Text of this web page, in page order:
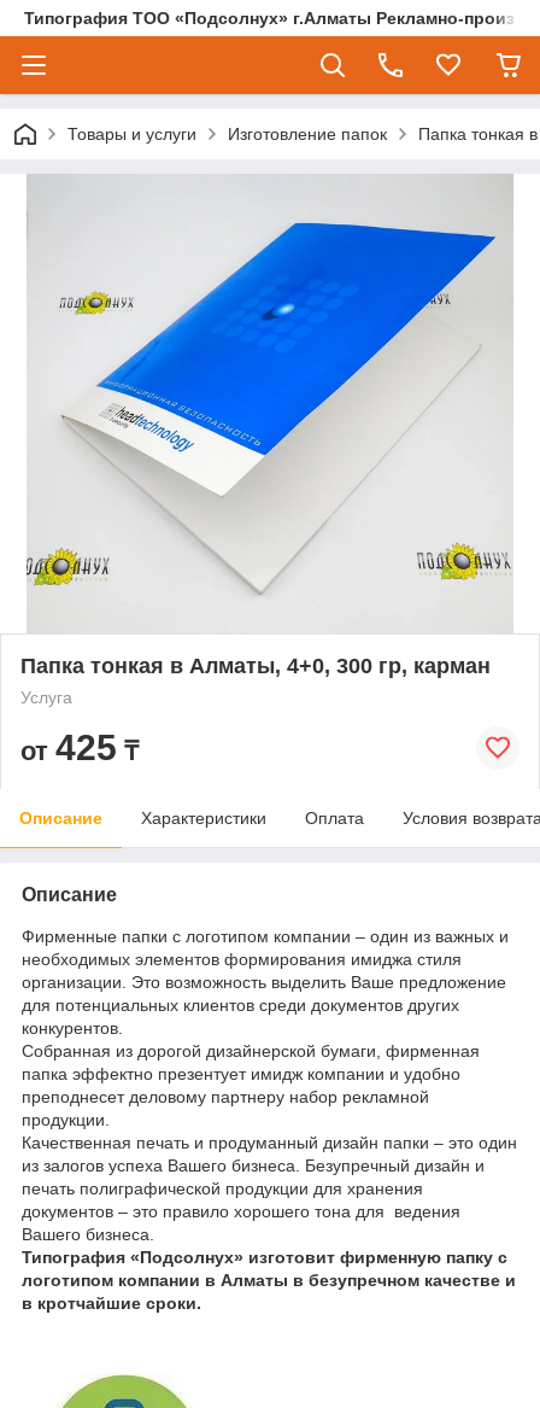
Типография ТОО «Подсолнух» г.Алматы Рекламно-
Товары и услуги Изготовление папок Папка тонкая
Папка тонкая в Алматы, 4+0, 300 гр, карман
Услуга
от 425 ₸
Описание Характеристики Оплата Условия
Описание
Фирменные папки с логотипом компании – один из важных и
необходимых элементов формирования имиджа стиля
организации. Это возможность выделить Ваше предложение
для потенциальных клиентов среди документов других
конкурентов.
Собранная из дорогой дизайнерской бумаги, фирменная
папка эффектно презентует имидж компании и удобно
преподнесет деловому партнеру набор рекламной
продукции.
Качественная печать и продуманный дизайн папки – это один
из залогов успеха Вашего бизнеса. Безупречный дизайн и
печать полиграфической продукции для хранения
документов – это правило хорошего тона для ведения
Вашего бизнеса.
Типография «Подсолнух» изготовит фирменную папку с
логотипом компании в Алматы в безупречном качестве и
в кротчайшие сроки.